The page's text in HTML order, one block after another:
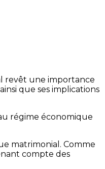
revêt une importance
que ses implications
régime économique
matrimonial. Comme
compte des